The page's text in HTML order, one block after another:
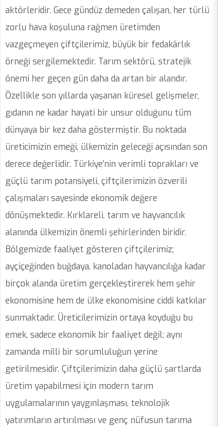
aktörleridir. Gece gündüz demeden çalışan, her türlü
zorlu hava koşuluna rağmen üretimden
vazgeçmeyen çiftçilerimiz, büyük bir fedakârlık
örneği sergilemektedir. Tarım sektörü, stratejik
önemi her geçen gün daha da artan bir alandır.
Özellikle son yıllarda yaşanan küresel gelişmeler,
gıdanın ne kadar hayati bir unsur olduğunu tüm
dünyaya bir kez daha göstermiştir. Bu noktada
üreticimizin emeği, ülkemizin geleceği açısından son
derece değerlidir. Türkiye’nin verimli toprakları ve
güçlü tarım potansiyeli, çiftçilerimizin özverili
çalışmaları sayesinde ekonomik değere
dönüşmektedir. Kırklareli, tarım ve hayvancılık
alanında ülkemizin önemli şehirlerinden biridir.
Bölgemizde faaliyet gösteren çiftçilerimiz;
ayçiçeğinden buğdaya, kanoladan hayvancılığa kadar
birçok alanda üretim gerçekleştirerek hem şehir
ekonomisine hem de ülke ekonomisine ciddi katkılar
sunmaktadır. Üreticilerimizin ortaya koyduğu bu
emek, sadece ekonomik bir faaliyet değil; aynı
zamanda milli bir sorumluluğun yerine
getirilmesidir. Çiftçilerimizin daha güçlü şartlarda
üretim yapabilmesi için modern tarım
uygulamalarının yaygınlaşması, teknolojik
yatırımların artırılması ve genç nüfusun tarıma